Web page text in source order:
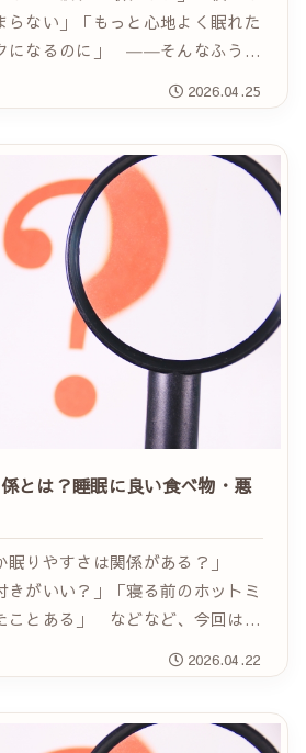
らない」「もっと心地よく眠れた
になるのに」 ――そんなふうに
ん。 気分、集中力、感情の安
2026.04.25
とは？睡眠に良い食べ物・悪
眠りやすさは関係がある？」
きがいい？」「寝る前のホットミ
ことある」 などなど、今回は食
んな食事をしたら良いのでしょ
2026.04.22